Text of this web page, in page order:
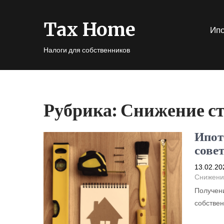
Tax Home
Налоги для собственников
Рубрика: Снижение